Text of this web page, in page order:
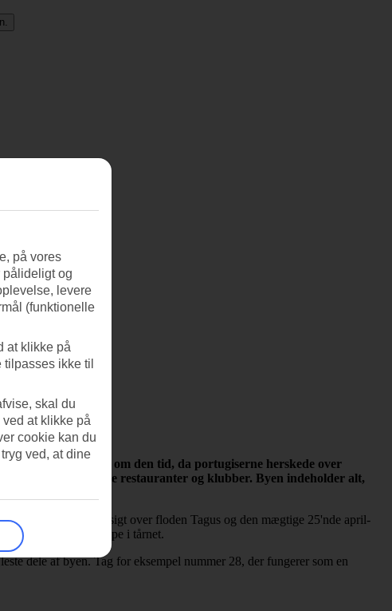
der minder om den tid, da portugiserne herskede over
er fyldt med smarte restauranter og klubber. Byen indeholder alt,
med den bedste udsigt over floden Tagus og den mægtige 25'nde april-
med café højest oppe i tårnet.
dele af byen. Tag for eksempel nummer 28, der fungerer som en
på vores
pålideligt og
levere
(funktionelle
at klikke på
ikke til
skal du
at klikke på
cookie kan du
ved, at dine